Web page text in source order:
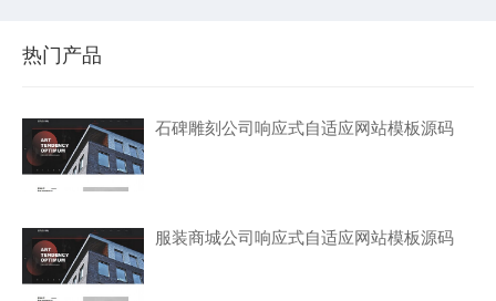
热门产品
石碑雕刻公司响应式自适应网站模板源码
服装商城公司响应式自适应网站模板源码